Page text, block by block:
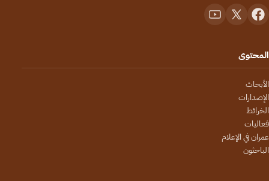
المحتوى
الأبحاث
الإصدارات
الخرائط
فعاليات
عمران في الإعلام
الباحثون